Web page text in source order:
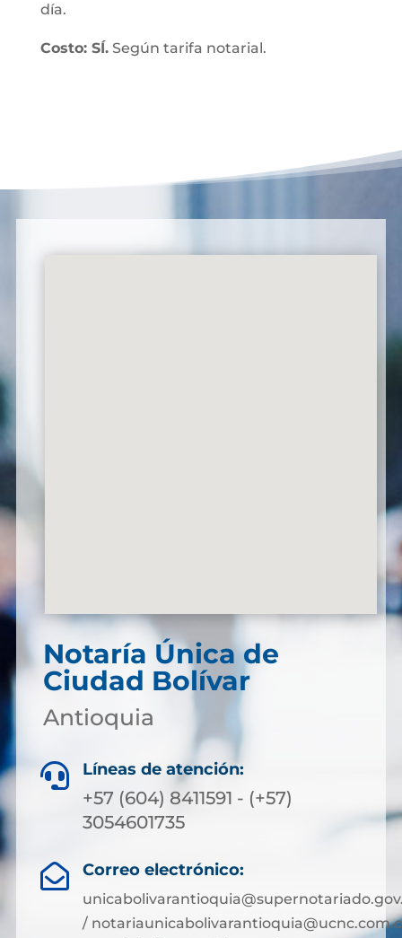
día.
Costo: SÍ.Según tarifa notarial.
Notaría Única de
Ciudad Bolívar
Antioquia
 Líneas de atención:
+57 (604) 8411591 - (+57)
3054601735
 Correo electrónico:
/